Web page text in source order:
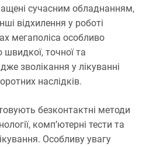
сучасним обладнанням,
відхилення у роботі
мегаполіса особливо
точної та
зволікання у лікуванні
наслідків.
безконтактні методи
комп’ютерні тести та
Особливу увагу